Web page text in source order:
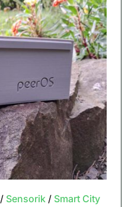
/ Sensorik/ Smart City